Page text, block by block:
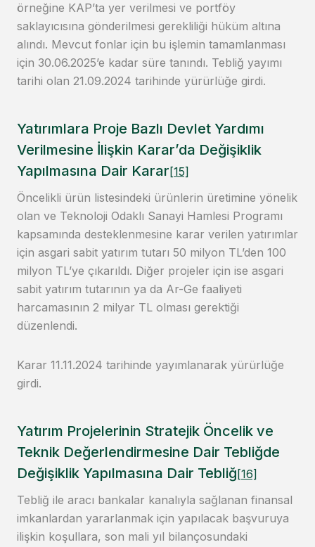
örneğine KAP’ta yer verilmesi ve portföy
saklayıcısına gönderilmesi gerekliliği hüküm altına
alındı. Mevcut fonlar için bu işlemin tamamlanması
için 30.06.2025’e kadar süre tanındı. Tebliğ yayımı
tarihi olan 21.09.2024 tarihinde yürürlüğe girdi.
Yatırımlara Proje Bazlı Devlet Yardımı
Verilmesine İlişkin Karar’da Değişiklik
Yapılmasına Dair Karar [15]
Öncelikli ürün listesindeki ürünlerin üretimine yönelik
olan ve Teknoloji Odaklı Sanayi Hamlesi Programı
kapsamında desteklenmesine karar verilen yatırımlar
için asgari sabit yatırım tutarı 50 milyon TL’den 100
milyon TL’ye çıkarıldı. Diğer projeler için ise asgari
sabit yatırım tutarının ya da Ar-Ge faaliyeti
harcamasının 2 milyar TL olması gerektiği
düzenlendi.
Karar 11.11.2024 tarihinde yayımlanarak yürürlüğe
girdi.
Yatırım Projelerinin Stratejik Öncelik ve
Teknik Değerlendirmesine Dair Tebliğde
Değişiklik Yapılmasına Dair Tebliğ [16]
Tebliğ ile aracı bankalar kanalıyla sağlanan finansal
imkanlardan yararlanmak için yapılacak başvuruya
ilişkin koşullara, son mali yıl bilançosundaki